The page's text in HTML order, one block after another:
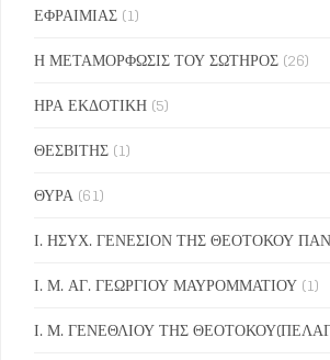
ΕΦΡΑΙΜΙΑΣ (1)
Η ΜΕΤΑΜΟΡΦΩΣΙΣ ΤΟΥ ΣΩΤΗΡΟΣ (26)
ΗΡΑ ΕΚΔΟΤΙΚΗ (5)
ΘΕΣΒΙΤΗΣ (1)
ΘΥΡΑ (61)
Ι. ΗΣΥΧ. ΓΕΝΕΣΙΟΝ ΤΗΣ ΘΕΟΤΟΚΟΥ
Ι. Μ. ΑΓ. ΓΕΩΡΓΙΟΥ ΜΑΥΡΟΜΜΑΤΙΟΥ (1)
Ι. Μ. ΓΕΝΕΘΛΙΟΥ ΤΗΣ